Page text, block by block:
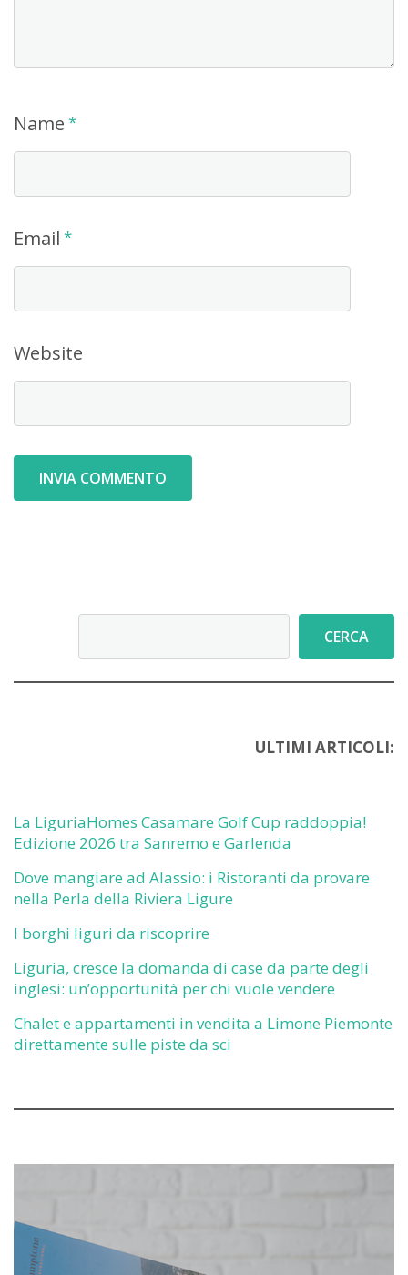
Name *
Email *
Website
CERCA
ULTIMI ARTICOLI:
La LiguriaHomes Casamare Golf Cup raddoppia!
Edizione 2026 tra Sanremo e Garlenda
Dove mangiare ad Alassio: i Ristoranti da provare
nella Perla della Riviera Ligure
I borghi liguri da riscoprire
Liguria, cresce la domanda di case da parte degli
inglesi: un’opportunità per chi vuole vendere
Chalet e appartamenti in vendita a Limone Piemonte
direttamente sulle piste da sci